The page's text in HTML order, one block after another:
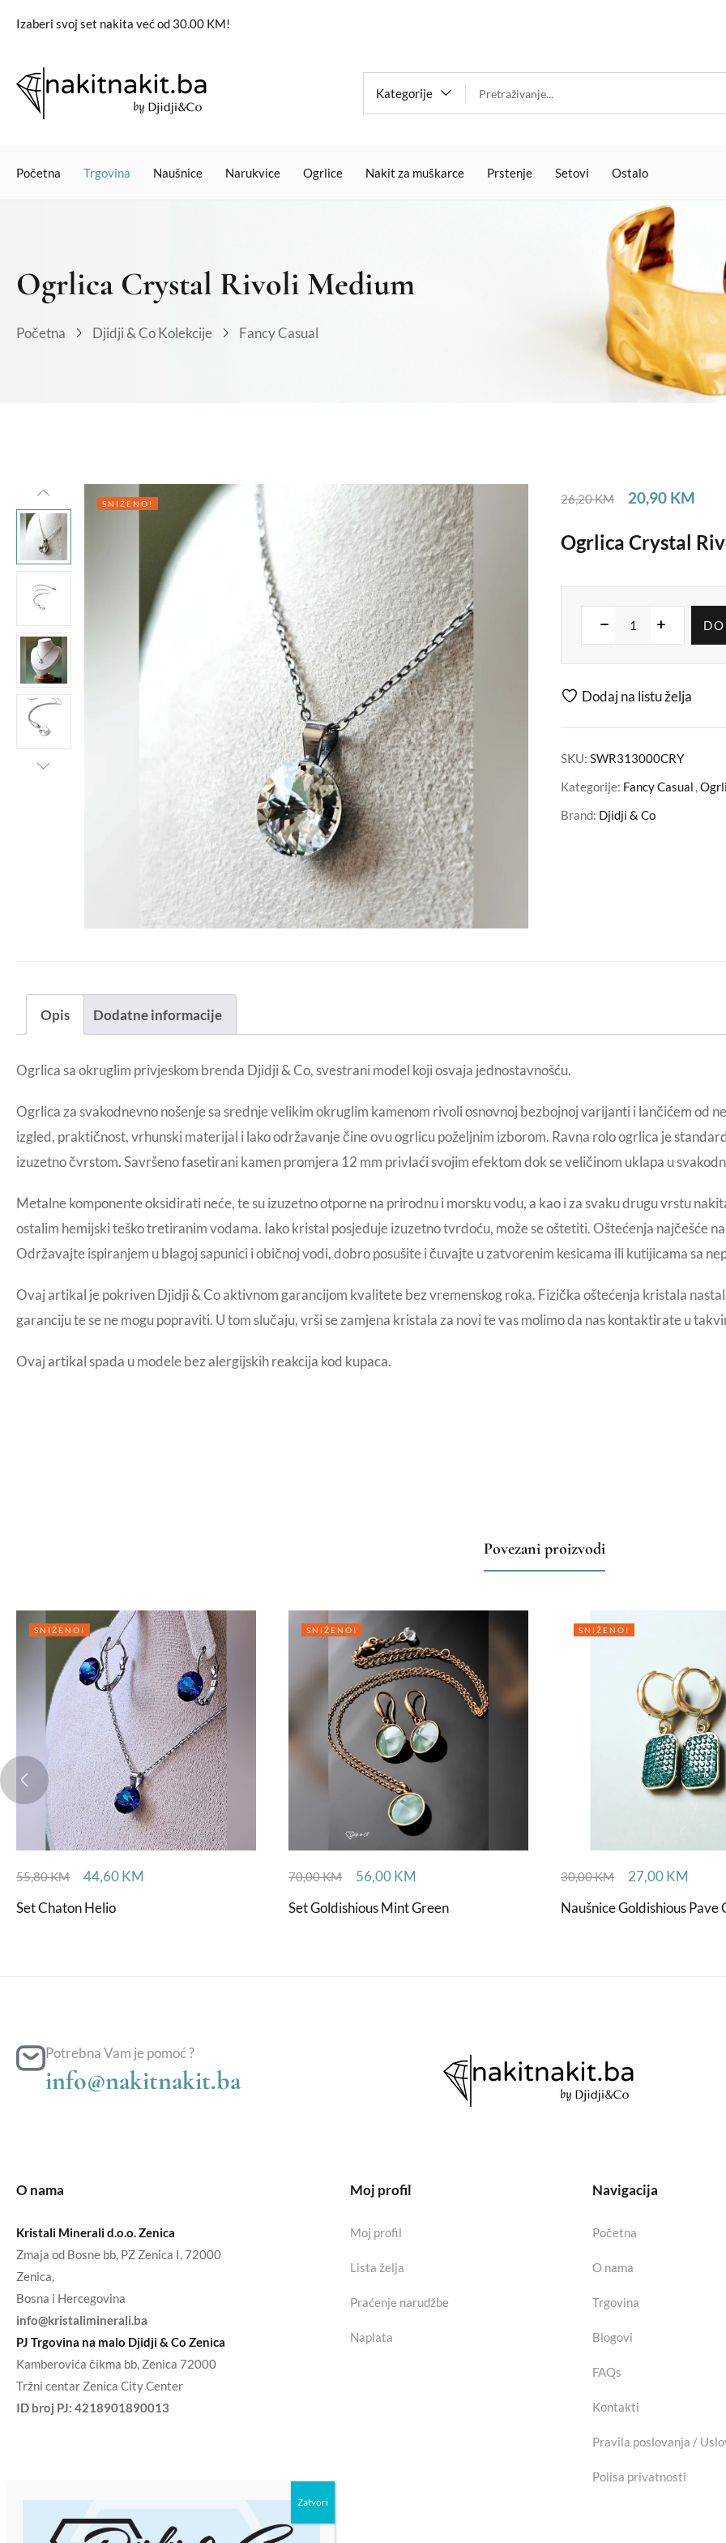
Izaberi svoj set nakita već od 30.00 KM!
Kategorije
Početna Trgovina Naušnice Narukvice Ogrlice Nakit za muškarce Prstenje Setovi Ostalo
Ogrlica Crystal Rivoli Medium
Početna Djidji & Co Kolekcije Fancy Casual
SNIŽENO! 26,20KM 20,90 KM
Ogrlica Crystal
Dodaj na listu želja
SKU: SWR313000CRY
Kategorije: Fancy Casual ,
Brand: Djidji & Co
Opis Dodatne informacije
Ogrlica sa okruglim privjeskom brenda Djidji & Co, svestrani model koji osvaja jednostavnošću.
Ogrlica za svakodnevno nošenje sa srednje velikim okruglim kamenom rivoli osnovnoj bezbojnoj varijanti i lančićem od
izgled, praktičnost, vrhunski materijal i lako održavanje čine ovu ogrlicu poželjnim izborom. Ravna rolo ogrlica je
izuzetno čvrstom. Savršeno fasetirani kamen promjera 12 mm privlaći svojim efektom dok se veličinom uklapa u
Metalne komponente oksidirati neće, te su izuzetno otporne na prirodnu i morsku vodu, a kao i za svaku drugu vrstu
ostalim hemijski teško tretiranim vodama. Iako kristal posjeduje izuzetno tvrdoću, može se oštetiti. Oštećenja najčešće
Održavajte ispiranjem u blagoj sapunici i običnoj vodi, dobro posušite i čuvajte u zatvorenim kesicama ili kutijicama sa
Ovaj artikal je pokriven Djidji & Co aktivnom garancijom kvalitete bez vremenskog roka. Fizička oštećenja kristala
garanciju te se ne mogu popraviti. U tom slučaju, vrši se zamjena kristala za novi te vas molimo da nas kontaktirate u
Ovaj artikal spada u modele bez alergijskih reakcija kod kupaca.
Povezani proizvodi
SNIŽENO!
55,80KM 44,60KM
Set Chaton Helio
SNIŽENO!
70,00KM 56,00KM
Set Goldishious Mint Green
SNIŽENO!
30,00KM 27,00KM
Naušnice Goldishious Pave
Potrebna Vam je pomoć ?
info@nakitnakit.ba
O nama
Kristali Minerali d.o.o. Zenica
Zmaja od Bosne bb, PZ Zenica I, 72000
Zenica,
Bosna i Hercegovina
info@kristaliminerali.ba
PJ Trgovina na malo Djidji & Co Zenica
Kamberovića čikma bb, Zenica 72000
Tržni centar Zenica City Center
ID broj PJ: 4218901890013
Moj profil
Moj profil
Lista želja
Praćenje narudžbe
Naplata
Navigacija
Početna
O nama
Trgovina
Blogovi
FAQs
Kontakti
Pravila poslovanja /
Polisa privatnosti